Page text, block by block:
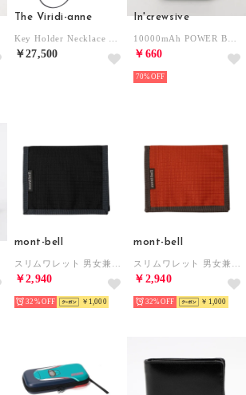
The Viridi-anne
￥27,500
In'crewsive
￥660
70%
mont-bell
￥2,940
32% ￥1,000
mont-bell
￥2,940
32% ￥1,000